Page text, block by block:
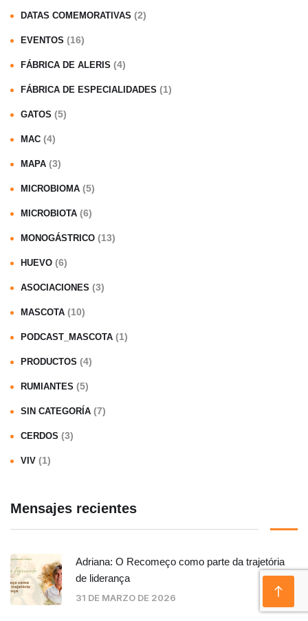
DATAS COMEMORATIVAS (2)
EVENTOS (16)
FÁBRICA DE ALERIS (4)
FÁBRICA DE ESPECIALIDADES (1)
GATOS (5)
MAC (4)
MAPA (3)
MICROBIOMA (5)
MICROBIOTA (6)
MONOGÁSTRICO (13)
HUEVO (6)
ASOCIACIONES (3)
MASCOTA (10)
PODCAST_MASCOTA (1)
PRODUCTOS (4)
RUMIANTES (5)
SIN CATEGORÍA (7)
CERDOS (3)
VIV (1)
Mensajes recientes
Adriana: O Recomeço como parte da trajetória
de liderança
31 DE MARZO DE 2026